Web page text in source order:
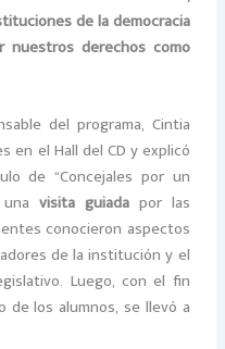
de la democracia
nuestros derechos como
del programa, Cintia
en el Hall del CD y explicó
de “Concejales por un
visita guiadapor las
conocieron aspectos
de la institución y el
Luego, con el fin
de los alumnos, se llevó a